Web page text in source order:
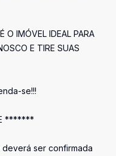
O IMÓVEL IDEAL PARA
E TIRE SUAS
se!!!
*******
deverá ser confirmada